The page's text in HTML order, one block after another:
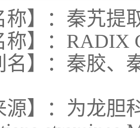
称】：秦艽提
称】：
名】：秦胶
源】：为龙胆